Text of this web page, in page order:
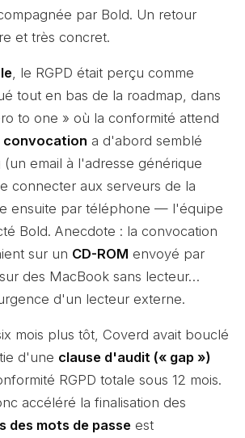
par Bold. Un retour
et très concret.
, le RGPD était perçu comme
tout en bas de la roadmap, dans
to one » où la conformité attend
convocation a d'abord semblé
email à l'adresse générique
connecter aux serveurs de la
ensuite par téléphone — l'équipe
Bold. Anecdote : la convocation
sur un CD-ROM envoyé par
des MacBook sans lecteur…
d'un lecteur externe.
mois plus tôt, Coverd avait bouclé
d'une clause d'audit (« gap »)
RGPD totale sous 12 mois.
accéléré la finalisation des
des mots de passe est